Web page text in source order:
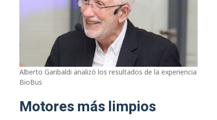
Alberto Garibaldi analizó los resultados de la experiencia
BioBus
Motores más limpios